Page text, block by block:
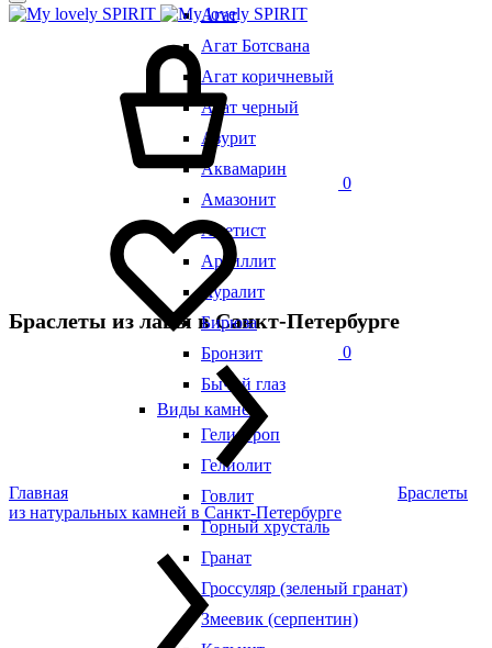
Агат
Агат Ботсвана
Агат коричневый
Агат черный
Азурит
Аквамарин
Амазонит
Аметист
Аргиллит
Ауралит
Бирюза
Бронзит
Бычий глаз
Виды камней
Гелиотроп
Гелиолит
Говлит
Горный хрусталь
Гранат
Гроссуляр (зеленый гранат)
Змеевик (серпентин)
0
0
Браслеты из лавы в Санкт-Петербурге
Главная
Браслеты
из натуральных камней в Санкт-Петербурге